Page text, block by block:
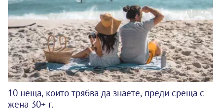
10 неща, които трябва да знаете, преди среща с
жена 30+ г.